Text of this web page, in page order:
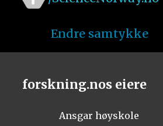
Endre samtykke
forskning.nos eiere
Ansgar høyskole